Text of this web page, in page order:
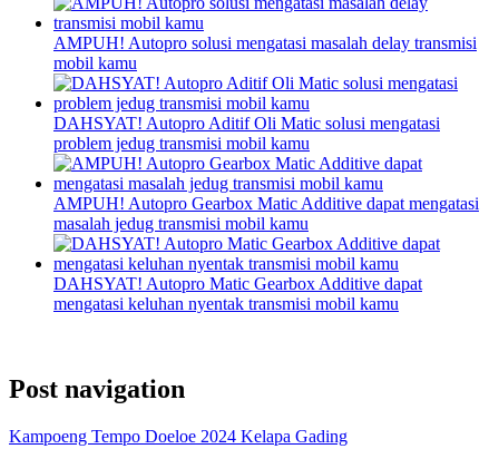
AMPUH! Autopro solusi mengatasi masalah delay transmisi
mobil kamu
DAHSYAT! Autopro Aditif Oli Matic solusi mengatasi
problem jedug transmisi mobil kamu
AMPUH! Autopro Gearbox Matic Additive dapat mengatasi
masalah jedug transmisi mobil kamu
DAHSYAT! Autopro Matic Gearbox Additive dapat
mengatasi keluhan nyentak transmisi mobil kamu
Post navigation
Kampoeng Tempo Doeloe 2024 Kelapa Gading